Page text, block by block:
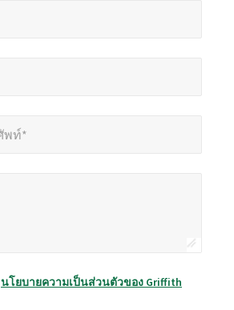
พท์*
นโยบายความเป็นส่วนตัวของ Griffith